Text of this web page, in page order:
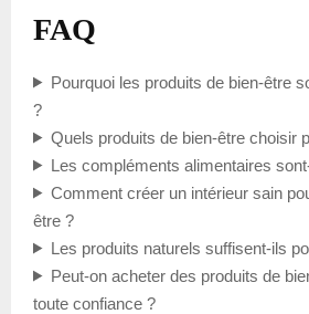
FAQ
Pourquoi les produits de bien-être
?
Quels produits de bien-être choisir
Les compléments alimentaires
Comment créer un intérieur sain
être ?
Les produits naturels suffisent-ils
Peut-on acheter des produits de
toute confiance ?